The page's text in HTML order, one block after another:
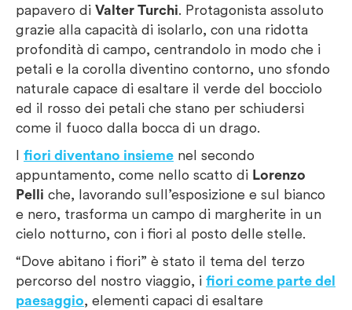
papavero di Valter Turchi. Protagonista assoluto
grazie alla capacità di isolarlo, con una ridotta
profondità di campo, centrandolo in modo che i
petali e la corolla diventino contorno, uno sfondo
naturale capace di esaltare il verde del bocciolo
ed il rosso dei petali che stano per schiudersi
come il fuoco dalla bocca di un drago.
I fiori diventano insieme nel secondo
appuntamento, come nello scatto di Lorenzo
Pelli che, lavorando sull’esposizione e sul bianco
e nero, trasforma un campo di margherite in un
cielo notturno, con i fiori al posto delle stelle.
“Dove abitano i fiori” è stato il tema del terzo
percorso del nostro viaggio, i fiori come parte del
paesaggio, elementi capaci di esaltare